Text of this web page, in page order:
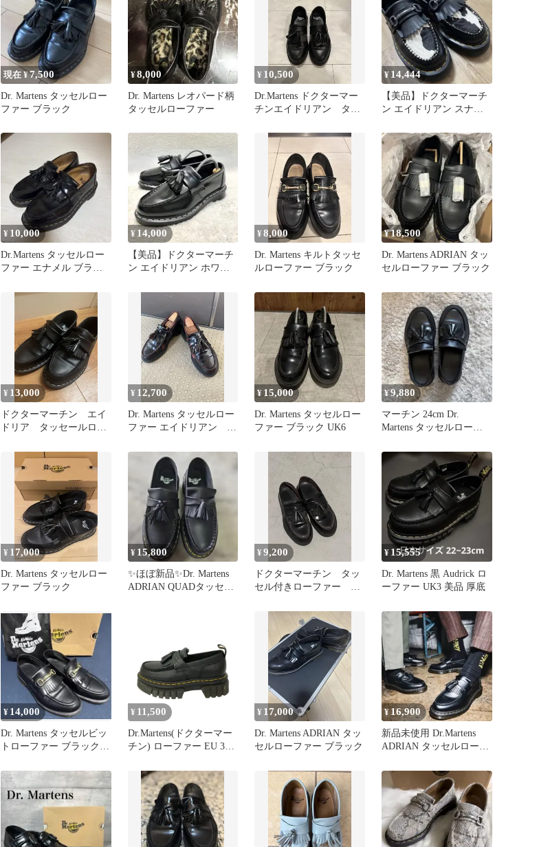
現在 ¥7,500
Dr. Martens タッセルロー
ファー ブラック
¥8,000
Dr. Martens レオパード柄
タッセルローファー
¥ 10,500
Dr.Martens ドクターマー
チンエイドリアン タッ
¥ 14,444
【美品】ドクターマーチ
ン エイドリアン スナッ
¥ 10,000
Dr.Martens タッセルロー
ファー エナメル ブラッ
¥ 14,000
【美品】ドクターマーチ
ン エイドリアン ホワイ
UK4
¥8,000
Dr. Martens キルトタッセ
ルローファー ブラック
¥18,500
Dr. Martens ADRIAN タッ
セルローファー ブラック
¥ 13,000
ドクターマーチン エイ
ドリア タッセールロー
¥ 12,700
Dr. Martens タッセルロー
ファー エイドリアン
¥ 15,000
Dr. Martens タッセルロー
ファー ブラック UK6
¥9,880
マーチン 24cm Dr.
Martens タッセルローフ
¥ 17,000
Dr. Martens タッセルロー
ファー ブラック
¥ 15,800
✨️ほぼ新品✨️Dr. Martens
ADRIAN QUADタッセル
¥9,200
ドクターマーチン タッ
セル付きローファー 23
¥ 15,555
Dr. Martens 黒 Audrick ロ
ーファー UK3 美品 厚底
¥ 14,000
Dr. Martens タッセルビッ
トローファー ブラック
¥ 11,500
Dr.Martens(ドクターマー
チン) ローファー EU 37
フォーム/フリンジ/タッ
セル/インソール取外し可
レザー
¥ 17,000
Dr. Martens ADRIAN タッ
セルローファー ブラック
¥16,900
新品未使用 Dr.Martens
ADRIAN タッセルローフ